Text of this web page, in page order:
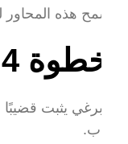
هذه المحاور
4: تعليق الأبواب